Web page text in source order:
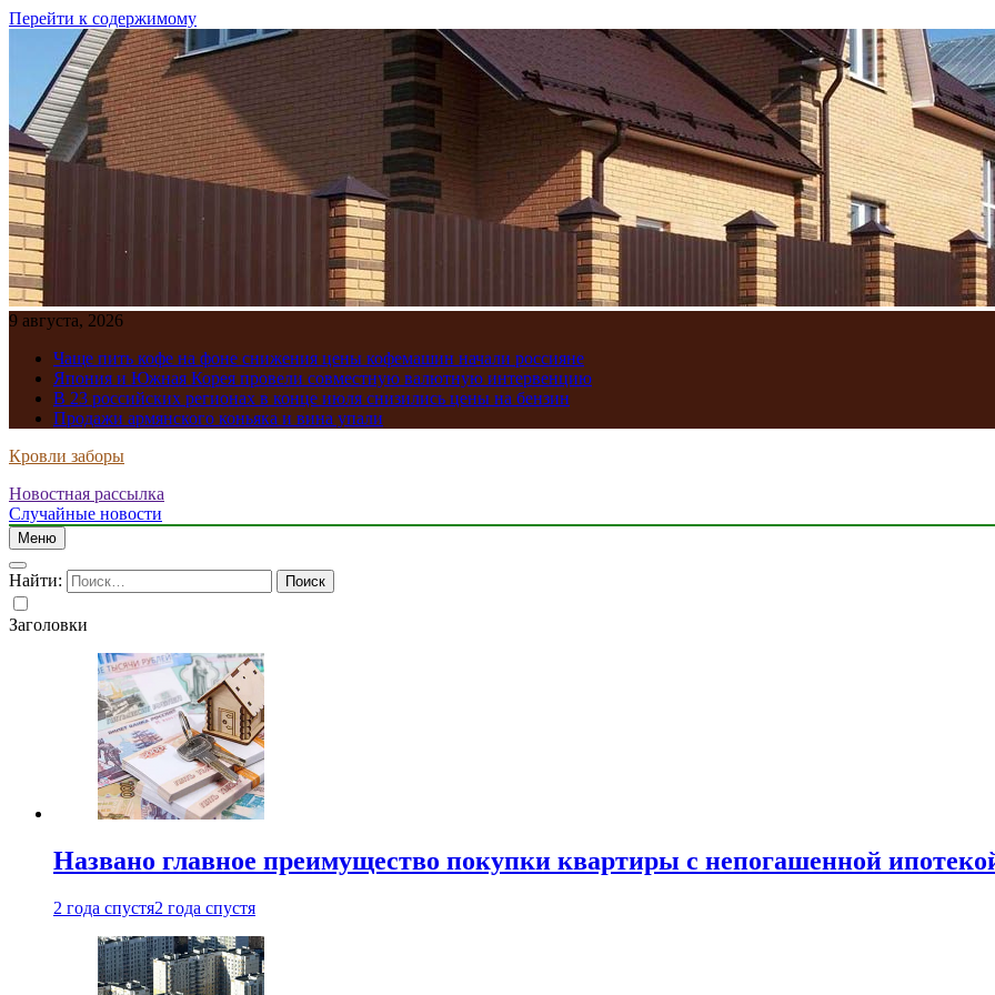
Перейти к содержимому
9 августа, 2026
Чаще пить кофе на фоне снижения цены кофемашин начали россияне
Япония и Южная Корея провели совместную валютную интервенцию
В 23 российских регионах в конце июля снизились цены на бензин
Продажи армянского коньяка и вина упали
Кровли заборы
Новостная рассылка
Случайные новости
Меню
Найти:
Заголовки
Названо главное преимущество покупки квартиры с непогашенной
2 года спустя2 года спустя